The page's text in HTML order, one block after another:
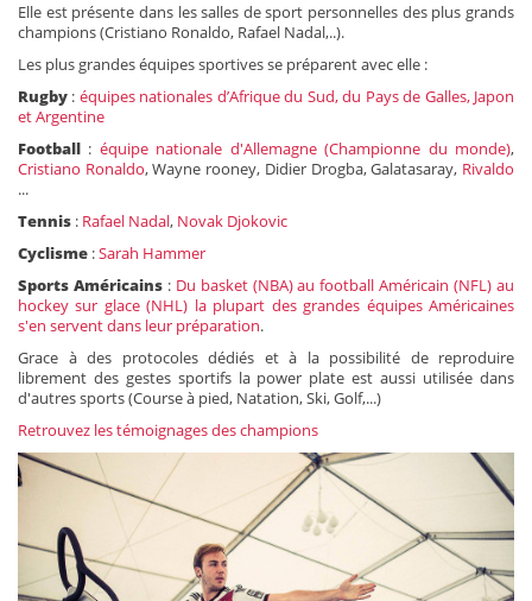
Elle est présente dans les salles de sport personnelles des plus grands
champions (Cristiano Ronaldo, Rafael Nadal,..).
Les plus grandes équipes sportives se préparent avec elle :
Rugby : équipes nationales d’Afrique du Sud, du Pays de Galles, Japon
et Argentine
Football : équipe nationale d'Allemagne (Championne du monde),
Cristiano Ronaldo, Wayne rooney, Didier Drogba, Galatasaray, Rivaldo
...
Tennis : Rafael Nadal, Novak Djokovic
Cyclisme :Sarah Hammer
Sports Américains: Du basket (NBA) au football Américain (NFL) au
hockey sur glace (NHL) la plupart des grandes équipes Américaines
s'en servent dans leur préparation.
Grace à des protocoles dédiés et à la possibilité de reproduire
librement des gestes sportifs la power plate est aussi utilisée dans
d'autres sports (Course à pied, Natation, Ski, Golf,...)
Retrouvez les témoignages des champions